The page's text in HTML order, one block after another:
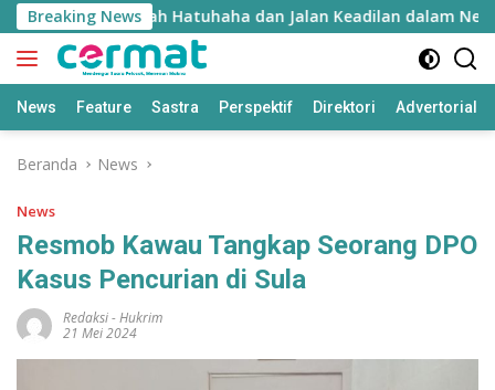
Langsung
ke
konten
Breaking News
Inyie: Falsafah Hatuhaha dan Jalan Keadilan dalam Negara
News Feature Sastra Perspektif Direktori Advertorial
Beranda News
News
Resmob Kawau Tangkap Seorang DPO
Kasus Pencurian di Sula
Redaksi-Hukrim
21 Mei 2024